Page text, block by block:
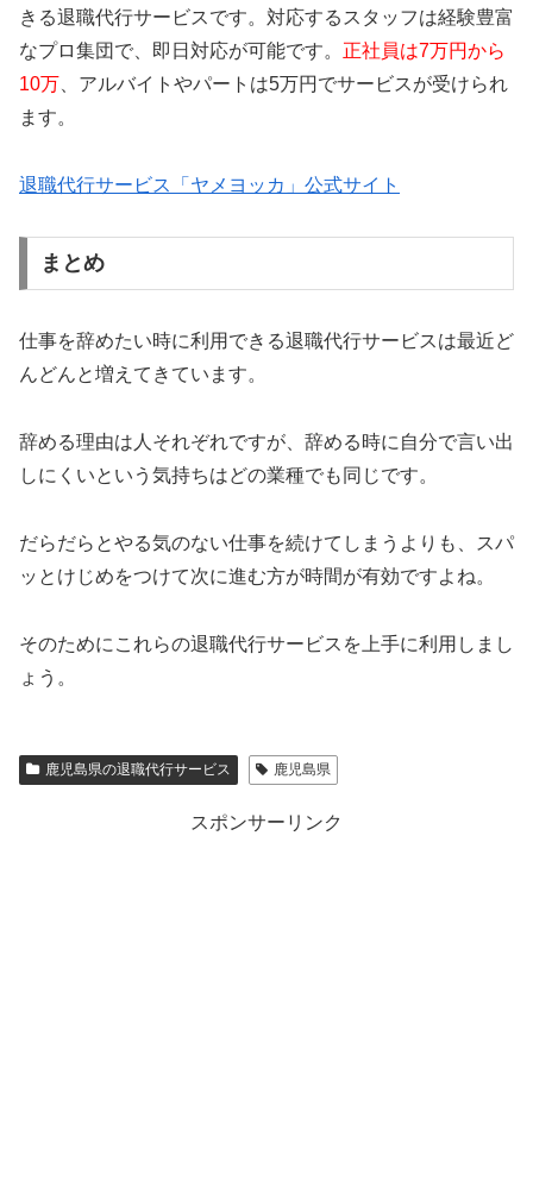
きる退職代行サービスです。対応するスタッフは経験豊富
なプロ集団で、即日対応が可能です。 正社員は7万円から
10万 、アルバイトやパートは5万円でサービスが受けられ
ます。
退職代行サービス「ヤメヨッカ」公式サイト
まとめ
仕事を辞めたい時に利用できる退職代行サービスは最近ど
んどんと増えてきています。
辞める理由は人それぞれですが、辞める時に自分で言い出
しにくいという気持ちはどの業種でも同じです。
だらだらとやる気のない仕事を続けてしまうよりも、スパ
ッとけじめをつけて次に進む方が時間が有効ですよね。
そのためにこれらの退職代行サービスを上手に利用しまし
ょう。
鹿児島県の退職代行サービス 鹿児島県
スポンサーリンク